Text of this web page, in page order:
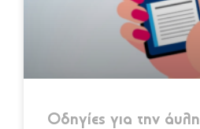
Οδηγίες για την άυλη